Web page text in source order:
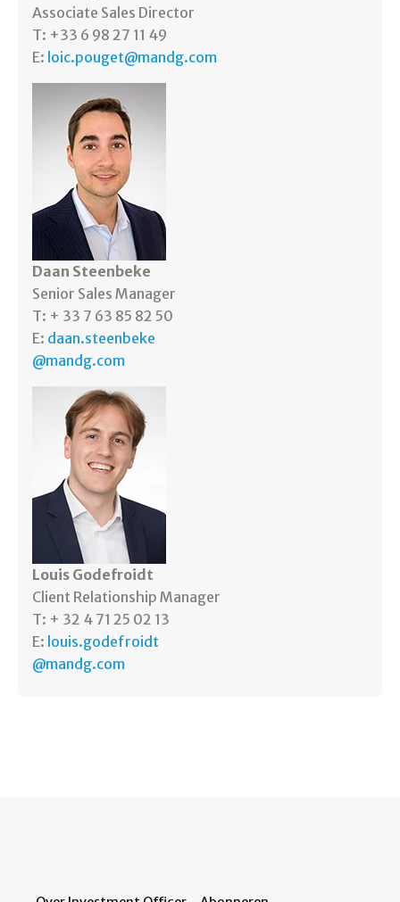
Associate Sales Director
T: +33 6 98 27 11 49
E: loic.pouget@mandg.com
Daan Steenbeke
Senior Sales Manager
T: + 33 7 63 85 82 50
E: daan.steenbeke
@mandg.com
Louis Godefroidt
Client Relationship Manager
T: + 32 4 71 25 02 13
E: louis.godefroidt
@mandg.com